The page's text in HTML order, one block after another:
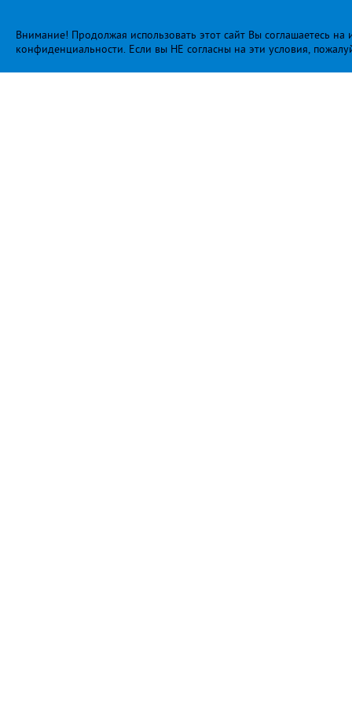
Внимание! Продолжая использовать этот сайт Вы соглашаетесь
конфиденциальности. Если вы НЕ согласны на эти условия,